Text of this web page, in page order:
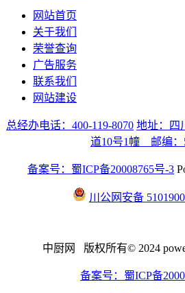
网站首页
关于我们
荣誉查询
广告服务
联系我们
网站建设
总经办电话：400-119-8070 地址：四
道10号1幢 邮编：
备案号：蜀ICP备20008765号-3
川公网安备
中厨网 版权所有© 2024
备案号：蜀ICP备